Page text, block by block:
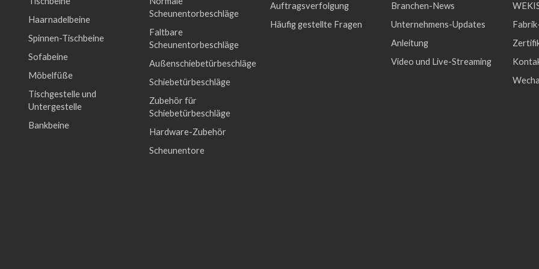
Haarnadelbeine
Spinnen-Tischbeine
Sofabeine
Möbelfüße
Tischgestelle und
Untergestelle
Bankbeine
Scheunentorbeschläge
Faltbare
Scheunentorbeschläge
Außenschiebetürbeschläge
Schiebetürbeschläge
Zubehör für
Schiebetürbeschläge
Hardware-Zubehör
Scheunentore
Auftragsverfolgung
Häufig gestellte Fragen
Branchen-News
Unternehmens-Updates
Anleitung
Video und Live-Streaming